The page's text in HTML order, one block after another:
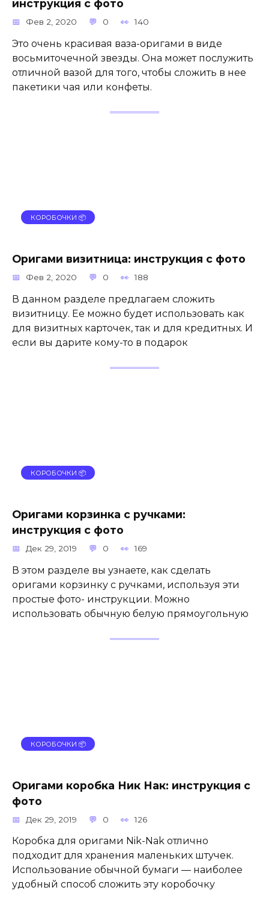
инструкция с фото
Фев 2, 2020 0 140
Это очень красивая ваза-оригами в виде
восьмиточечной звезды. Она может послужить
отличной вазой для того, чтобы сложить в нее
пакетики чая или конфеты.
КОРОБОЧКИ 📦
Оригами визитница: инструкция с фото
Фев 2, 2020 0 188
В данном разделе предлагаем сложить
визитницу. Ее можно будет использовать как
для визитных карточек, так и для кредитных. И
если вы дарите кому-то в подарок
КОРОБОЧКИ 📦
Оригами корзинка с ручками:
инструкция с фото
Дек 29, 2019 0 169
В этом разделе вы узнаете, как сделать
оригами корзинку с ручками, используя эти
простые фото- инструкции. Можно
использовать обычную белую прямоугольную
КОРОБОЧКИ 📦
Оригами коробка Ник Нак: инструкция с
фото
Дек 29, 2019 0 126
Коробка для оригами Nik-Nak отлично
подходит для хранения маленьких штучек.
Использование обычной бумаги — наиболее
удобный способ сложить эту коробочку